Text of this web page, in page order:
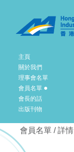
主頁
關於我們
理事會名單
會員名單
會長的話
出版刊物
會員名單 / 詳情